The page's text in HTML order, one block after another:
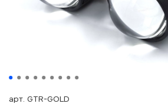
арт. GTR-GOLD